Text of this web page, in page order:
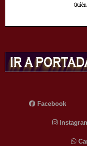
Facebook